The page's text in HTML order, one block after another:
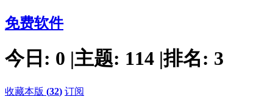
免费软件
今日: 0 |主题: 114 |排名: 3
收藏本版 (32) 订阅